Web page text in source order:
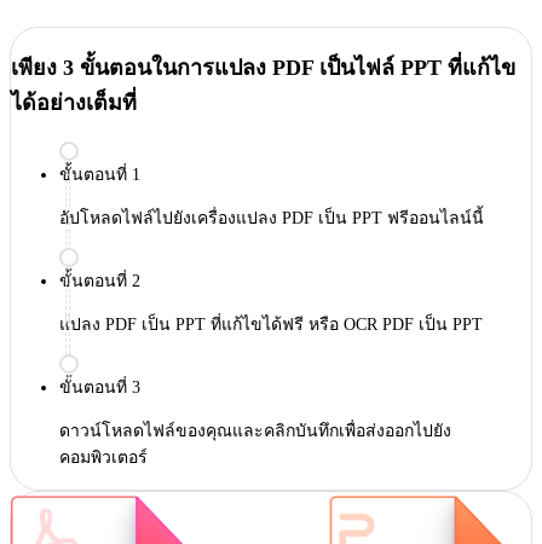
เพียง 3 ขั้นตอนในการแปลง PDF เป็นไฟล์ PPT ที่แก้ไข
ได้อย่างเต็มที่
ขั้นตอนที่ 1
อัปโหลดไฟล์ไปยังเครื่องแปลง PDF เป็น PPT ฟรีออนไลน์นี้
ขั้นตอนที่ 2
แปลง PDF เป็น PPT ที่แก้ไขได้ฟรี หรือ OCR PDF เป็น PPT
ขั้นตอนที่ 3
ดาวน์โหลดไฟล์ของคุณและคลิกบันทึกเพื่อส่งออกไปยัง
คอมพิวเตอร์